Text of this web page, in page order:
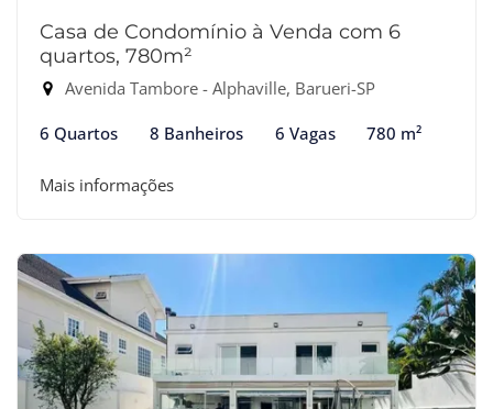
Casa de Condomínio à Venda com 6
quartos, 780m²
Avenida Tambore - Alphaville, Barueri-SP
6 Quartos 8 Banheiros 6 Vagas 780 m²
Mais informações